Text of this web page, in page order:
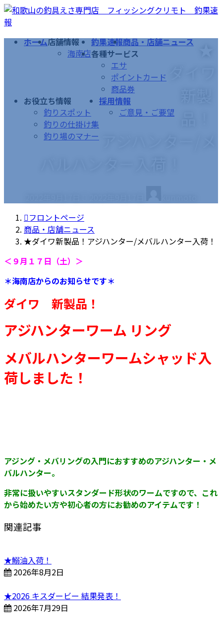
コ
ン
ナ
ビ
ホーム店舗情報
海南店
釣果速報商品・店舗ニュース
各種サービス
エサ
ポイントカード
商品券
お役立ち情報
釣りスポット
釣りの仕掛け集
釣り場のマナー
採用情報
ご意見・ご要望
終
新
日
フロントページ
商品・店舗ニュース
★ダイワ新製品！アジハンター/メバルハンター入荷！
＜９月１７日（土）＞
＊海南店からのお知らせです＊
ダイワ 新製品！
アジハンターワーム リング
メバルハンターワームシャッド入
荷しました！
アジング・メバリングの入門におすすめのアジハンター・メ
バルハンター。
非常に扱いやすいスタンダード形状のワームですので、これ
から始めたい方や初心者の方にお勧めのアイテムです！
関連記事
★鰯油入荷！
2026年8月2日
★2026 キスダービー 結果発表！
2026年7月29日